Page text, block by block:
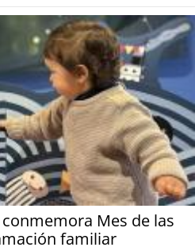
Mes de las
familiar